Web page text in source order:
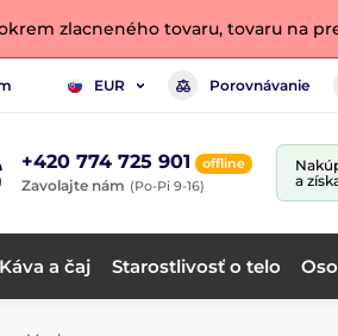
zlacneného tovaru, tovaru na
EUR Porovnávanie
+420 774 725 901 offline
Zavolajte nám (Po-Pi 9-16)
a
Káva a čaj Starostlivosť o telo